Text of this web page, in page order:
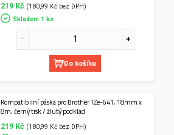
219 Kč (180,99 Kč bez DPH)
Skladem 1 ks
Do košíku
Kompatibilní páska pro Brother TZe-641, 18mm x
8m, černý tisk / žlutý podklad
219 Kč (180,99 Kč bez DPH)